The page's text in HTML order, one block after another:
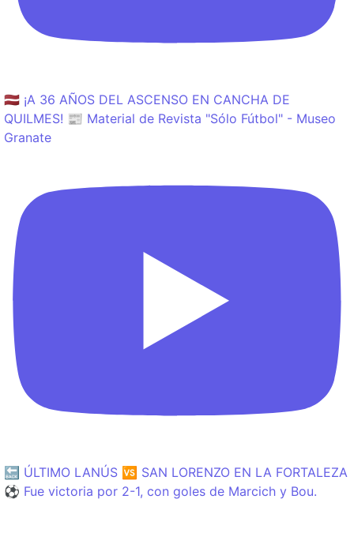
🇱🇻 ¡A 36 AÑOS DEL ASCENSO EN CANCHA DE
QUILMES! 📰 Material de Revista "Sólo Fútbol" - Museo
Granate
🔙 ÚLTIMO LANÚS 🆚 SAN LORENZO EN LA FORTALEZA
⚽️ Fue victoria por 2-1, con goles de Marcich y Bou.